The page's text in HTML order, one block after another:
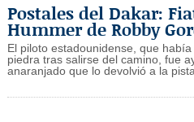
Postales del Dakar:
Hummer de Robby
El piloto estadounidense, que
piedra tras salirse del camino, fue
anaranjado que lo devolvió a la